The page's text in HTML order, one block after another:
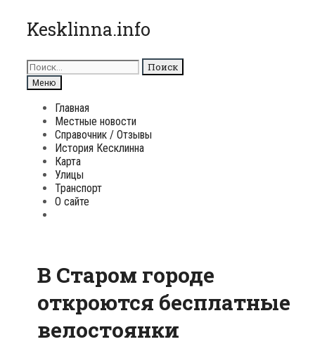
Перейти
к
Kesklinna.info
Поиск
для:
Поиск
Меню
Главная
Местные новости
Справочник / Отзывы
История Кесклинна
Карта
Улицы
Транспорт
О сайте
В Старом городе
откроются бесплатные
велостоянки